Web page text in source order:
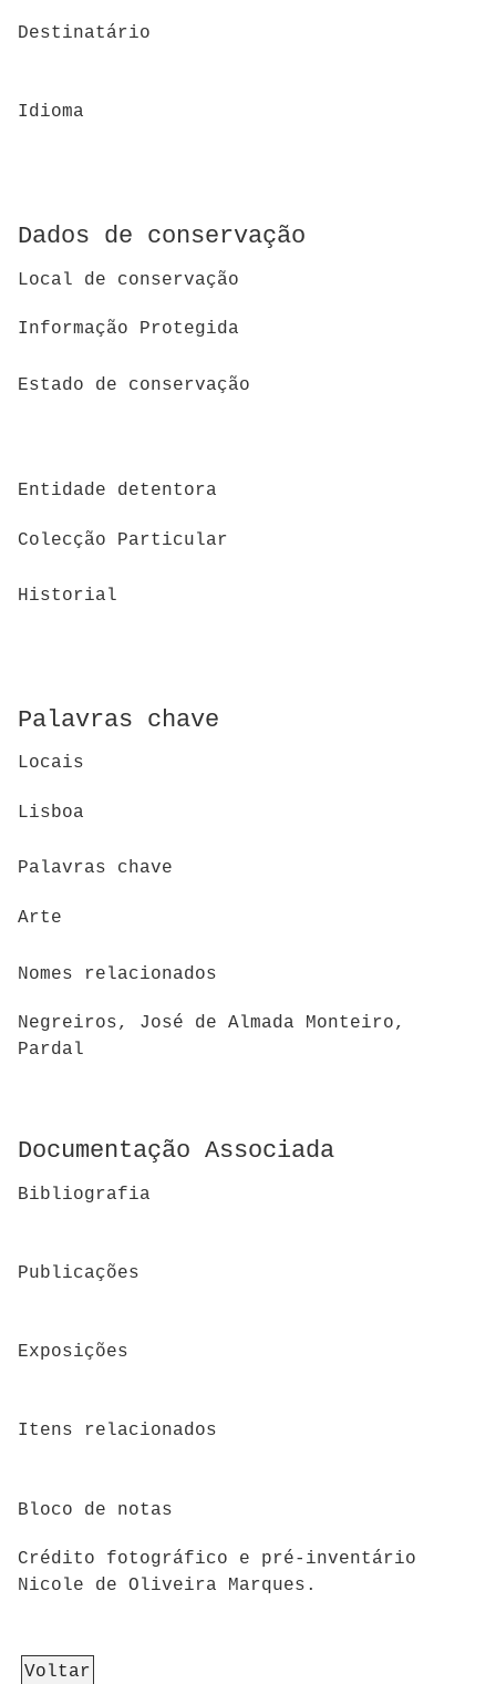
Destinatário
Idioma
Dados de conservação
Local de conservação
Informação Protegida
Estado de conservação
Entidade detentora
Colecção Particular
Historial
Palavras chave
Locais
Lisboa
Palavras chave
Arte
Nomes relacionados
Negreiros, José de Almada Monteiro,
Pardal
Documentação Associada
Bibliografia
Publicações
Exposições
Itens relacionados
Bloco de notas
Crédito fotográfico e pré-inventário
Voltar